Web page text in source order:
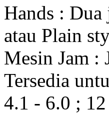
Hands :
atau Plain
Mesin Jam :
Tersedia
4.1 - 6.0 ;